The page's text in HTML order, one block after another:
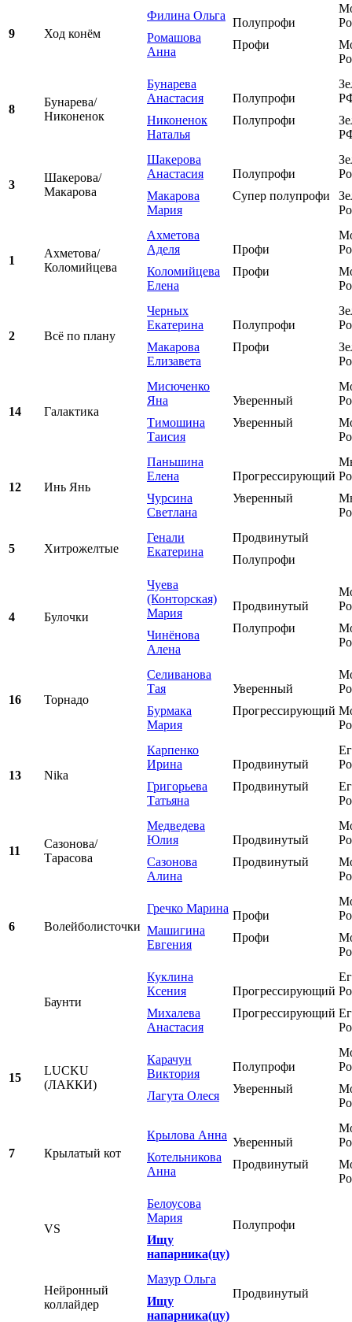
9 Ход конём
Филина Ольга
Ромашова
Анна
Полупрофи
Профи
8
Бунарева/
Никоненок
Бунарева
Анастасия
Никоненок
Наталья
Полупрофи
Полупрофи
3
Шакерова/
Макарова
Шакерова
Анастасия
Макарова
Мария
Полупрофи
Супер полупрофи
1
Ахметова/
Коломийцева
Ахметова
Аделя
Коломийцева
Елена
Профи
Профи
2 Всё по плану
Черных
Екатерина
Макарова
Елизавета
Полупрофи
Профи
14 Галактика
Мисюченко
Яна
Тимошина
Таисия
Уверенный
Уверенный
12 Инь Янь
Паньшина
Елена
Чурсина
Светлана
Прогрессирующий
Уверенный
5 Хитрожелтые
Генали
Екатерина
Продвинутый
Полупрофи
4 Булочки
Чуева
(Конторская)
Мария
Чинёнова
Алена
Продвинутый
Полупрофи
16 Торнадо
Селиванова
Тая
Бурмака
Мария
Уверенный
Прогрессирующий
13 Nika
Карпенко
Ирина
Григорьева
Татьяна
Продвинутый
Продвинутый
11
Сазонова/
Тарасова
Медведева
Юлия
Сазонова
Алина
Продвинутый
Продвинутый
6 Волейболисточки
Гречко Марина
Машигина
Евгения
Профи
Профи
Баунти
Куклина
Ксения
Михалева
Анастасия
Прогрессирующий
Прогрессирующий
15
LUCKU
(ЛАККИ)
Карачун
Виктория
Лагута Олеся
Полупрофи
Уверенный
7 Крылатый кот
Крылова Анна
Котельникова
Анна
Уверенный
Продвинутый
VS
Белоусова
Мария
Ищу
напарника(цу)
Полупрофи
Нейронный
коллайдер
Мазур Ольга
Ищу
напарника(цу)
Продвинутый